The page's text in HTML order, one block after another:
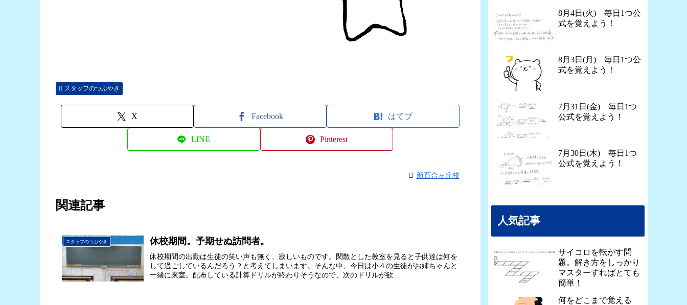
スタッフのつぶやき
X Facebook はてブ
LINE Pinterest
新百合ヶ丘校
関連記事
スタッフのつぶやき 休校期間。予期せぬ訪問者。
休校期間の出勤は生徒の笑い声も無く、寂しいものです。閑散とした教室を見ると子供達は何を
して過ごしているんだろう？と考えてしまいます。そんな中、今日は小４の生徒がお姉ちゃんと
一緒に来室。配布している計算ドリルが終わりそうなので、次のドリルが欲...
8月4日(火) 毎日1つ公
式を覚えよう！
8月3日(月) 毎日1つ公
式を覚えよう！
7月31日(金) 毎日1つ
公式を覚えよう！
7月30日(木) 毎日1つ
公式を覚えよう！
人気記事
サイコロを転がす問
題。解き方をしっかり
マスターすればとても
簡単！
何をどこまで覚える